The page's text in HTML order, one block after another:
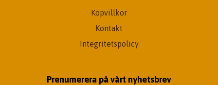
Köpvillkor
Kontakt
Integritetspolicy
Prenumerera på vårt nyhetsbrev